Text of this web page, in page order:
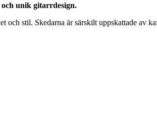
unik gitarrdesign.
stil. Skedarna är särskilt uppskattade av